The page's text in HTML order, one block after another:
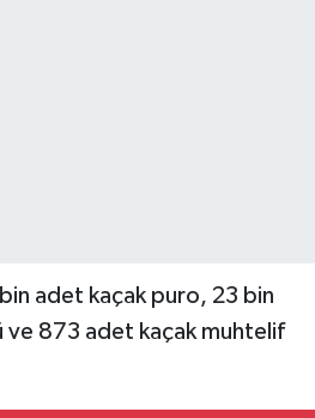
adet kaçak puro, 23 bin
ve 873 adet kaçak muhtelif